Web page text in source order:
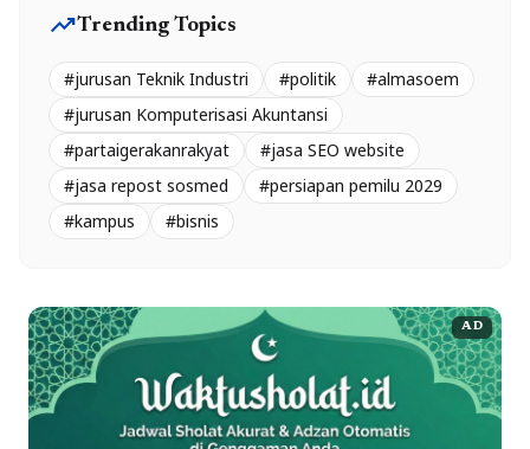
trending_upTrending Topics
#jurusan Teknik Industri #politik
#almasoem
#jurusan Komputerisasi Akuntansi
#partaigerakanrakyat
#jasa SEO website
#jasa repost sosmed
#persiapan pemilu 2029
#kampus
#bisnis
AD